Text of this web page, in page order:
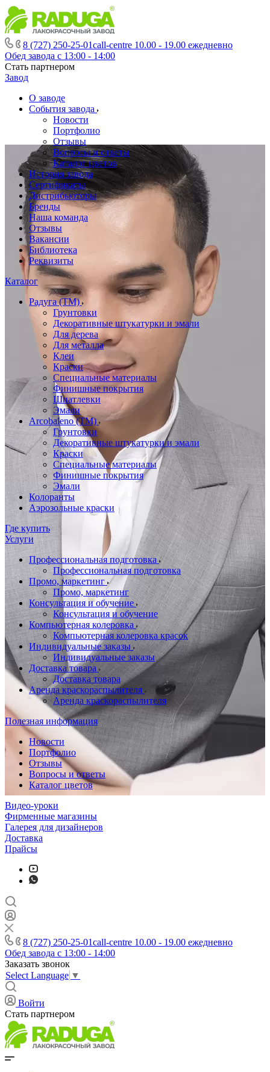
8 (727) 250-25-01call-centre 10.00 - 19.00 ежедневно
Обед завода с 13:00 - 14:00
Стать партнером
Завод
О заводе
События завода
Новости
Портфолио
Отзывы
Вопросы и ответы
Каталог цветов
История завода
Сертификаты
Дистрибьюторы
Бренды
Наша команда
Отзывы
Вакансии
Библиотека
Реквизиты
Каталог
Радуга (ТМ)
Грунтовки
Декоративные штукатурки и эмали
Для дерева
Для металла
Клеи
Краски
Специальные материалы
Финишные покрытия
Шпатлевки
Эмали
Arcobaleno (ТМ)
Грунтовки
Декоративные штукатурки и эмали
Краски
Специальные материалы
Финишные покрытия
Эмали
Колоранты
Аэрозольные краски
Где купить
Услуги
Профессиональная подготовка
Профессиональная подготовка
Промо, маркетинг
Промо, маркетинг
Консультация и обучение
Консультация и обучение
Компьютерная колеровка
Компьютерная колеровка красок
Индивидуальные заказы
Индивидуальные заказы
Доставка товара
Доставка товара
Аренда краскораспылителя
Аренда краскораспылителя
Полезная информация
Новости
Портфолио
Отзывы
Вопросы и ответы
Каталог цветов
Видео-уроки
Фирменные магазины
Галерея для дизайнеров
Доставка
Прайсы
8 (727) 250-25-01call-centre 10.00 - 19.00 ежедневно
Обед завода с 13:00 - 14:00
Заказать звонок
Select Language ▼
Войти
Стать партнером